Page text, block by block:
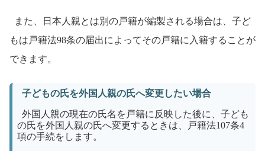
また、日本人親とは別の戸籍が編製される場合は、子ど
もは戸籍法98条の届出によってその戸籍に入籍することが
できます。
子どもの氏を外国人親の氏へ変更したい場合
外国人親の現在の氏名を戸籍に反映した後に、子ども
の氏を外国人親の氏へ変更するときは、戸籍法107条4
項の手続をします。